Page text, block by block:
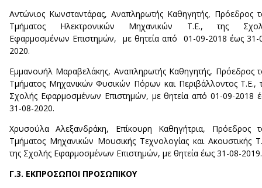
Αντώνιος Κωνσταντάρας, Αναπληρωτής Καθηγητής, Πρόεδρος
Τμήματος Ηλεκτρονικών Μηχανικών Τ.Ε., της
Εφαρμοσμένων Επιστημών, με θητεία από 01-09-2018 έως 31-
2020.
Εμμανουήλ Μαραβελάκης, Αναπληρωτής Καθηγητής, Πρόεδρος
Τμήματος Μηχανικών Φυσικών Πόρων και Περιβάλλοντος T.E.,
Σχολής Εφαρμοσμένων Επιστημών, με θητεία από 01-09-2018
31-08-2020.
Χρυσούλα Αλεξανδράκη, Επίκουρη Καθηγήτρια, Πρόεδρος
Τμήματος Μηχανικών Μουσικής Τεχνολογίας και Ακουστικής
της Σχολής Εφαρμοσμένων Επιστημών, με θητεία έως 31-08-2019.
Γ.3. ΕΚΠΡΟΣΩΠΟΙ ΠΡΟΣΩΠΙΚΟΥ